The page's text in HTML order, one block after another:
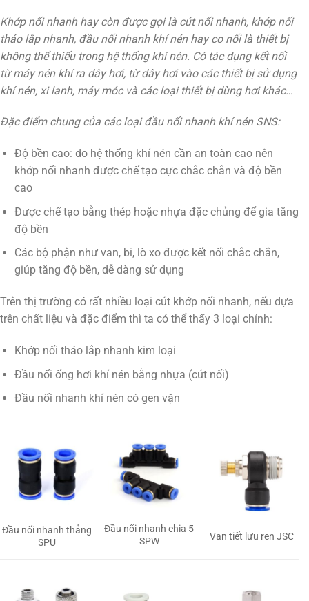
Khớp nối nhanh hay còn được gọi là cút nối nhanh, khớp nối
tháo lắp nhanh, đầu nối nhanh khí nén hay co nối là thiết bị
không thể thiếu trong hệ thống khí nén. Có tác dụng kết nối
từ máy nén khí ra dây hơi, từ dây hơi vào các thiết bị sử dụng
khí nén, xi lanh, máy móc và các loại thiết bị dùng hơi khác…
Đặc điểm chung của các loại đầu nối nhanh khí nén SNS:
Độ bền cao: do hệ thống khí nén cần an toàn cao nên
khớp nối nhanh được chế tạo cực chắc chắn và độ bền
cao
Được chế tạo bằng thép hoặc nhựa đặc chủng để gia tăng
độ bền
Các bộ phận như van, bi, lò xo được kết nối chắc chắn,
giúp tăng độ bền, dễ dàng sử dụng
Trên thị trường có rất nhiều loại cút khớp nối nhanh, nếu dựa
trên chất liệu và đặc điểm thì ta có thể thấy 3 loại chính:
Khớp nối tháo lắp nhanh kim loại
Đầu nối ống hơi khí nén bằng nhựa (cút nối)
Đầu nối nhanh khí nén có gen vặn
Đầu nối nhanh thẳng
SPU
Đầu nối nhanh chia 5
SPW
Van tiết lưu ren JSC